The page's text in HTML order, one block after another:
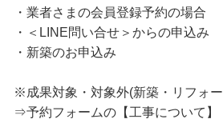
・業者さまの会員登録予約の場合
・＜LINE問い合せ＞からの申込み
・新築のお申込み
※成果対象・対象外(新築・リフォ
⇒予約フォームの【工事について】